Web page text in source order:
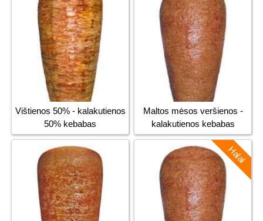
Vištienos 50% - kalakutienos
50% kebabas
Maltos mėsos veršienos -
kalakutienos kebabas
Halal